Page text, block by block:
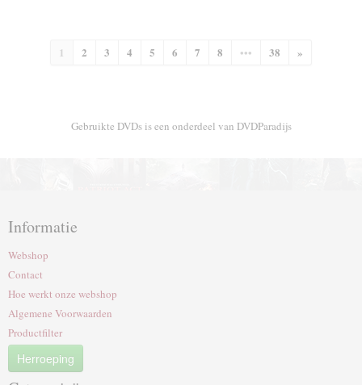
1 2 3 4 5 6 7 8 ••• 38 »
Gebruikte DVDs is een onderdeel van DVDParadijs
Informatie
Webshop
Contact
Hoe werkt onze webshop
Algemene Voorwaarden
Productfilter
Herroeping